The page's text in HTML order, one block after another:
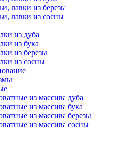
лавки из березы
лавки из сосны
из дуба
из бука
из березы
из сосны
из массива дуба
из массива бука
из массива березы
из массива сосны